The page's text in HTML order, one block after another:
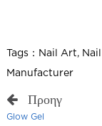
Tags： Nail Art,
Manufacturer
Προηγ
Glow Gel